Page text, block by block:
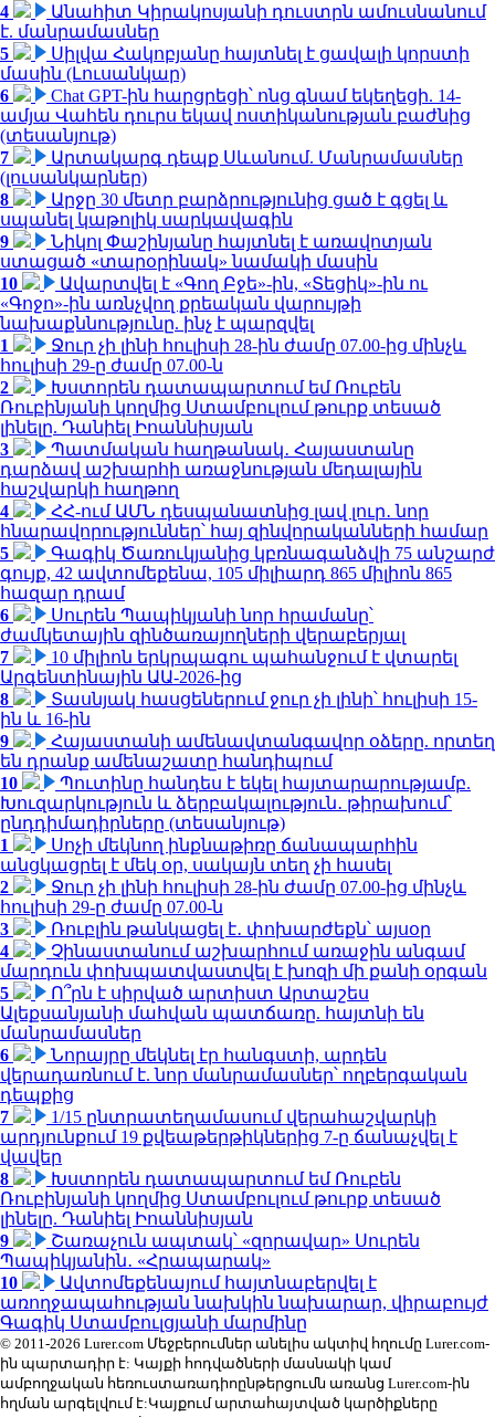
4
Անահիտ Կիրակոսյանի դուստրն ամուսնանում
է. մանրամասներ
5
Սիլվա Հակոբյանը հայտնել է ցավալի կորստի
մասին (Լուսանկար)
6
Chat GPT-ին հարցրեցի՝ ոնց գնամ եկեղեցի. 14-
ամյա Վահեն դուրս եկավ ոստիկանության բաժնից
(տեսանյութ)
7
Արտակարգ դեպք Սևանում. Մանրամասներ
(լուսանկարներ)
8
Արջը 30 մետր բարձրությունից ցած է գցել և
սպանել կաթոլիկ սարկավագին
9
Նիկոլ Փաշինյանը հայտնել է առավոտյան
ստացած «տարօրինակ» նամակի մասին
10
Ավարտվել է «Գող Բջե»-ին, «Տեցիկ»-ին ու
«Գոջո»-ին առնչվող քրեական վարույթի
նախաքննությունը. ինչ է պարզվել
1
Ջուր չի լինի հուլիսի 28-ին ժամը 07.00-ից մինչև
հուլիսի 29-ը ժամը 07.00-ն
2
Խստորեն դատապարտում եմ Ռուբեն
Ռուբինյանի կողմից Ստամբուլում թուրք տեսած
լինելը. Դանիել Իոաննիսյան
3
Պատմական հաղթանակ․ Հայաստանը
դարձավ աշխարհի առաջնության մեդալային
հաշվարկի հաղթող
4
ՀՀ-ում ԱՄՆ դեսպանատնից լավ լուր․ նոր
հնարավորություններ՝ հայ զինվորականների համար
5
Գագիկ Ծառուկյանից կբռնագանձվի 75 անշարժ
գույք, 42 ավտոմեքենա, 105 միլիարդ 865 միլիոն 865
հազար դրամ
6
Սուրեն Պապիկյանի նոր հրամանը՝
ժամկետային զինծառայողների վերաբերյալ
7
10 միլիոն երկրպագու պահանջում է վտարել
Արգենտինային ԱԱ-2026-ից
8
Տասնյակ հասցեներում ջուր չի լինի՝ հուլիսի 15-
ին և 16-ին
9
Հայաստանի ամենավտանգավոր օձերը. որտեղ
են դրանք ամենաշատը հանդիպում
10
Պուտինը հանդես է եկել հայտարարությամբ.
Խուզարկություն և ձերբակալություն․ թիրախում՝
ընդդիմադիրները (տեսանյութ)
1
Սոչի մեկնող ինքնաթիռը ճանապարհին
անցկացրել է մեկ օր, սակայն տեղ չի հասել
2
Ջուր չի լինի հուլիսի 28-ին ժամը 07.00-ից մինչև
հուլիսի 29-ը ժամը 07.00-ն
3
Ռուբլին թանկացել է․ փոխարժեքն՝ այսօր
4
Չինաստանում աշխարհում առաջին անգամ
մարդուն փոխպատվաստվել է խոզի մի քանի օրգան
5
Ո՞րն է սիրված արտիստ Արտաշես
Ալեքսանյանի մահվան պատճառը. հայտնի են
մանրամասներ
6
Նորայրը մեկնել էր հանգստի, արդեն
վերադառնում է. նոր մանրամասներ՝ ողբերգական
դեպքից
7
1/15 ընտրատեղամասում վերահաշվարկի
արդյունքում 19 քվեաթերթիկներից 7-ը ճանաչվել է
վավեր
8
Խստորեն դատապարտում եմ Ռուբեն
Ռուբինյանի կողմից Ստամբուլում թուրք տեսած
լինելը. Դանիել Իոաննիսյան
9
Շառաչուն ապտակ՝ «զորավար» Սուրեն
Պապիկյանին․ «Հրապարակ»
10
Ավտոմեքենայում հայտնաբերվել է
առողջապահության նախկին նախարար, վիրաբույժ
Գագիկ Ստամբուլցյանի մարմինը
© 2011-2026 Lurer.com Մեջբերումներ անելիս ակտիվ հղումը Lurer.com-
ին պարտադիր է: Կայքի հոդվածների մասնակի կամ
ամբողջական հեռուստառադիոընթերցումն առանց Lurer.com-ին
հղման արգելվում է:Կայքում արտահայտված կարծիքները